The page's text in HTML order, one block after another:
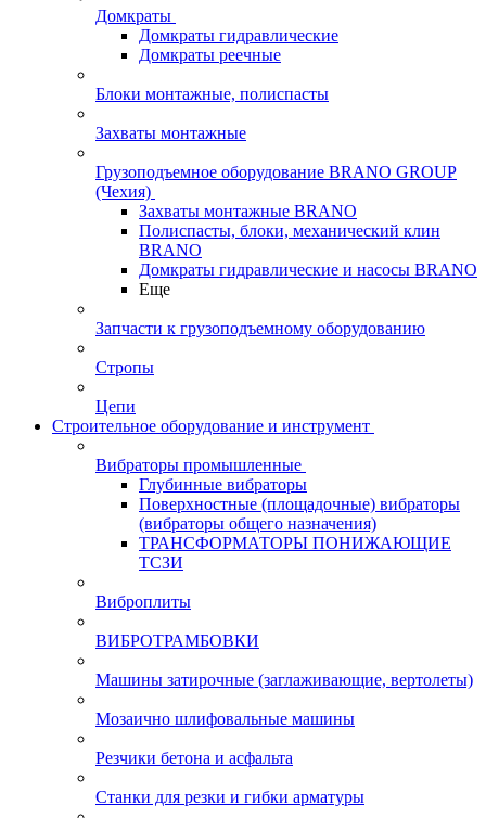
Домкраты
Домкраты гидравлические
Домкраты реечные
Блоки монтажные, полиспасты
Захваты монтажные
Грузоподъемное оборудование BRANO GROUP
(Чехия)
Захваты монтажные BRANO
Полиспасты, блоки, механический клин
BRANO
Домкраты гидравлические и насосы BRANO
Еще
Запчасти к грузоподъемному оборудованию
Стропы
Цепи
Строительное оборудование и инструмент
Вибраторы промышленные
Глубинные вибраторы
Поверхностные (площадочные) вибраторы
(вибраторы общего назначения)
ТРАНСФОРМАТОРЫ ПОНИЖАЮЩИЕ
ТСЗИ
Виброплиты
ВИБРОТРАМБОВКИ
Машины затирочные (заглаживающие, вертолеты)
Мозаично шлифовальные машины
Резчики бетона и асфальта
Станки для резки и гибки арматуры